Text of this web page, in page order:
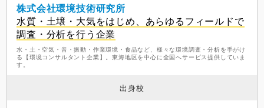
株式会社環境技術研究所
水質・土壌・大気をはじめ、あらゆるフィールドで
調査・分析を行う企業
水・土・空気・音・振動・作業環境・食品など、様々な環境調査・分析を手がけ
る【環境コンサルタント企業】。東海地区を中心に全国へサービス提供していま
す。
出身校